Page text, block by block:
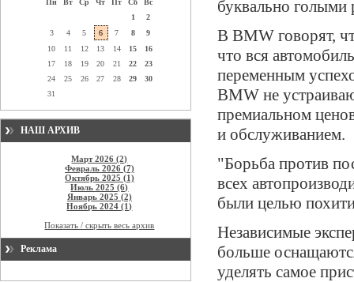
Пн
Вт Ср Чт Пт Сб
Вс
1
2
3
4 5 6 7 8
9
10
11 12 13 14 15
16
17
18 19 20 21 22
23
24
25 26 27 28 29
30
31
НАШ АРХИВ
Март 2026 (2)
Февраль 2026 (7)
Октябрь 2025 (1)
Июль 2025 (6)
Январь 2025 (2)
Ноябрь 2024 (1)
Показать / скрыть весь архив
Реклама
буквально голыми
В BMW говорят,
что вся
переменным
BMW не
премиальном
и обслуживанием.
"Борьба против
всех
были целью
Независимые
больше
уделять самое